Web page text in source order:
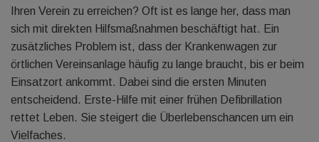
Ihren Verein zu erreichen? Oft ist es lange her, dass man
sich mit direkten Hilfsmaßnahmen beschäftigt hat. Ein
zusätzliches Problem ist, dass der Krankenwagen zur
örtlichen Vereinsanlage häufig zu lange braucht, bis er beim
Einsatzort ankommt. Dabei sind die ersten Minuten
entscheidend. Erste-Hilfe mit einer frühen Defibrillation
rettet Leben. Sie steigert die Überlebenschancen um ein
Vielfaches.